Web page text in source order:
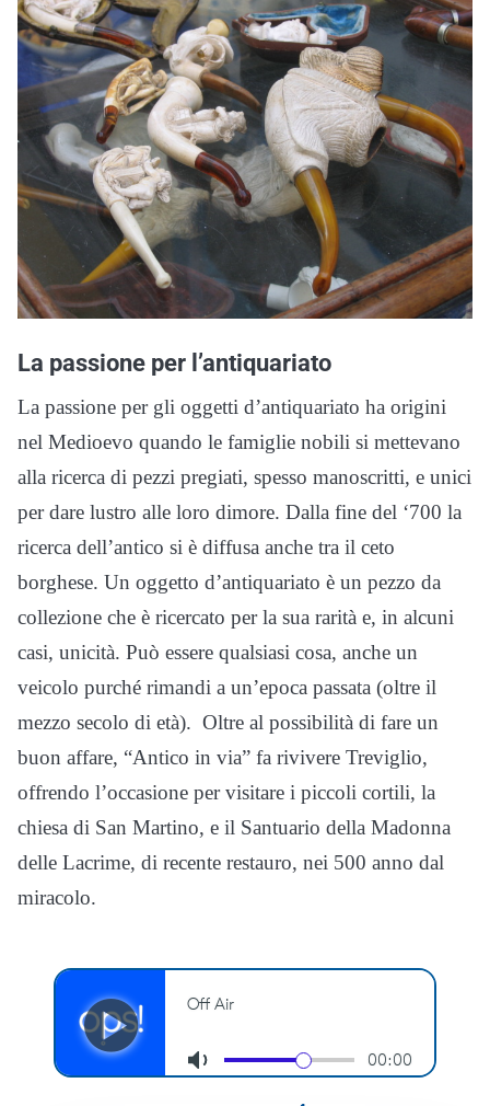
La passione per l’antiquariato
La passione per gli oggetti d’antiquariato ha origini
nel Medioevo quando le famiglie nobili si mettevano
alla ricerca di pezzi pregiati, spesso manoscritti, e unici
per dare lustro alle loro dimore. Dalla fine del ‘700 la
ricerca dell’antico si è diffusa anche tra il ceto
borghese. Un oggetto d’antiquariato è un pezzo da
collezione che è ricercato per la sua rarità e, in alcuni
casi, unicità. Può essere qualsiasi cosa, anche un
veicolo purché rimandi a un’epoca passata (oltre il
mezzo secolo di età). Oltre al possibilità di fare un
buon affare, “Antico in via” fa rivivere Treviglio,
offrendo l’occasione per visitare i piccoli cortili, la
chiesa di San Martino, e il Santuario della Madonna
delle Lacrime, di recente restauro, nei 500 anno dal
miracolo.